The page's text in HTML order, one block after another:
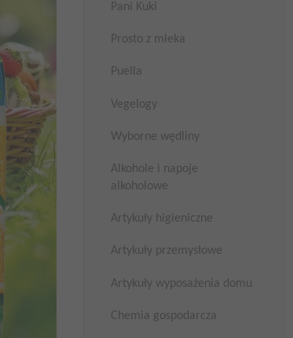
Pani Kuki
Prosto z mleka
Puella
Vegelogy
Wyborne wędliny
Alkohole i napoje
alkoholowe
Artykuły higieniczne
Artykuły przemysłowe
Artykuły wyposażenia domu
Chemia gospodarcza